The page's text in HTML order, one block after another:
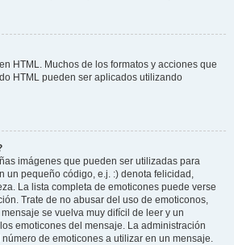
HTML. Muchos de los formatos y acciones que
HTML pueden ser aplicados utilizando
imágenes que pueden ser utilizadas para
un pequeño código, e.j. :) denota felicidad,
La lista completa de emoticones puede verse
Trate de no abusar del uso de emoticonos,
se vuelva muy difícil de leer y un
emoticones del mensaje. La administración
de emoticones a utilizar en un mensaje.